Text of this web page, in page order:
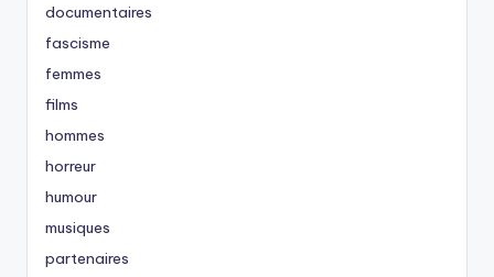
documentaires
fascisme
femmes
films
hommes
horreur
humour
musiques
partenaires